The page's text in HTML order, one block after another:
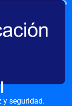
y seguridad.